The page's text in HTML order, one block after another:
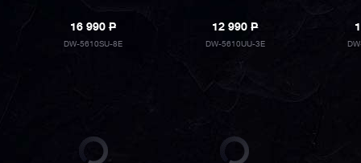
16 990P
DW-5610SU-8E
12 990P
DW-5610UU-3E